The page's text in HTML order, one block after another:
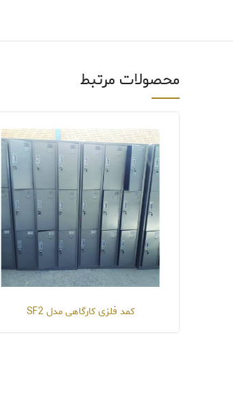
محصولات مرتبط
کمد فلزی کارگاهی مدل SF2